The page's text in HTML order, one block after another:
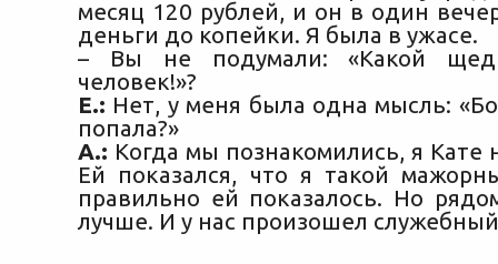
месяц 120 рублей, и он в один
деньги до копейки. Я была в ужасе.
– Вы не подумали: «Какой
человек!»?
Е.: Нет, у меня была одна мысль:
попала?»
А.: Когда мы познакомились, я Кате
Ей показался, что я такой
правильно ей показалось. Но
лучше. И у нас произошел